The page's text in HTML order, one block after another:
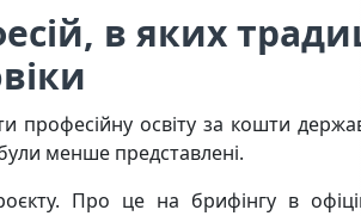
в яких
професійну освіту за кошти
менше представлені.
Про це на брифінгу в